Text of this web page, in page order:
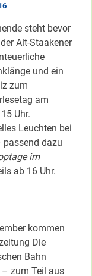
steht bevor
Alt-Staakener
und ein
zum
am
Uhr.
Leuchten bei
dazu
im
ab 16 Uhr.
kommen
Die
Bahn
zum Teil aus